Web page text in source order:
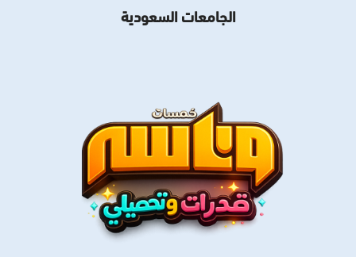
الجامعات السعودية